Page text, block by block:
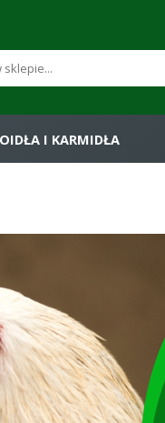
I KARMIDŁA